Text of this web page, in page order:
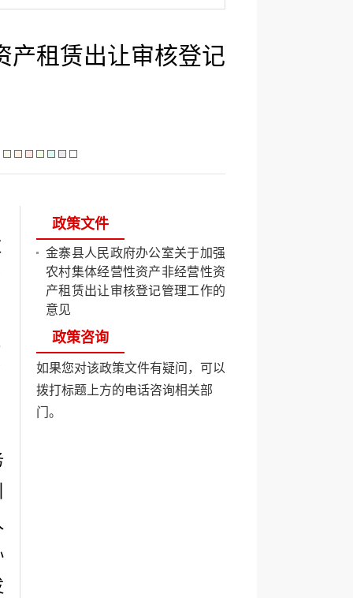
产租赁出让审核登记
政策文件
金寨县人民政府办公室关于加强
农村集体经营性资产非经营性资
产租赁出让审核登记管理工作的
意见
政策咨询
如果您对该政策文件有疑问，可以
拨打标题上方的电话咨询相关部
门。